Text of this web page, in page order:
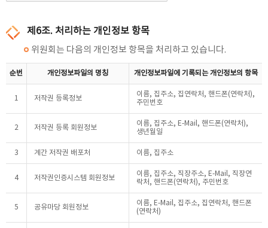
제6조. 처리하는 개인정보 항목
위원회는 다음의 개인정보 항목을 처리하고 있습니다.
순번 개인정보파일의 명칭 개인정보파일에 기록되는 개인정보의 항목
1 저작권 등록정보
이름, 집주소, 집연락처, 핸드폰(연락처),
주민번호
2 저작권 등록 회원정보
이름, 집주소, E-Mail, 핸드폰(연락처),
생년월일
3 계간 저작권 배포처 이름, 집주소
4 저작권인증시스템 회원정보
이름, 집주소, 직장주소, E-Mail, 직장연
락처, 핸드폰(연락처), 주민번호
5 공유마당 회원정보
이름, E-Mail, 집주소, 집연락처, 핸드폰
(연락처)